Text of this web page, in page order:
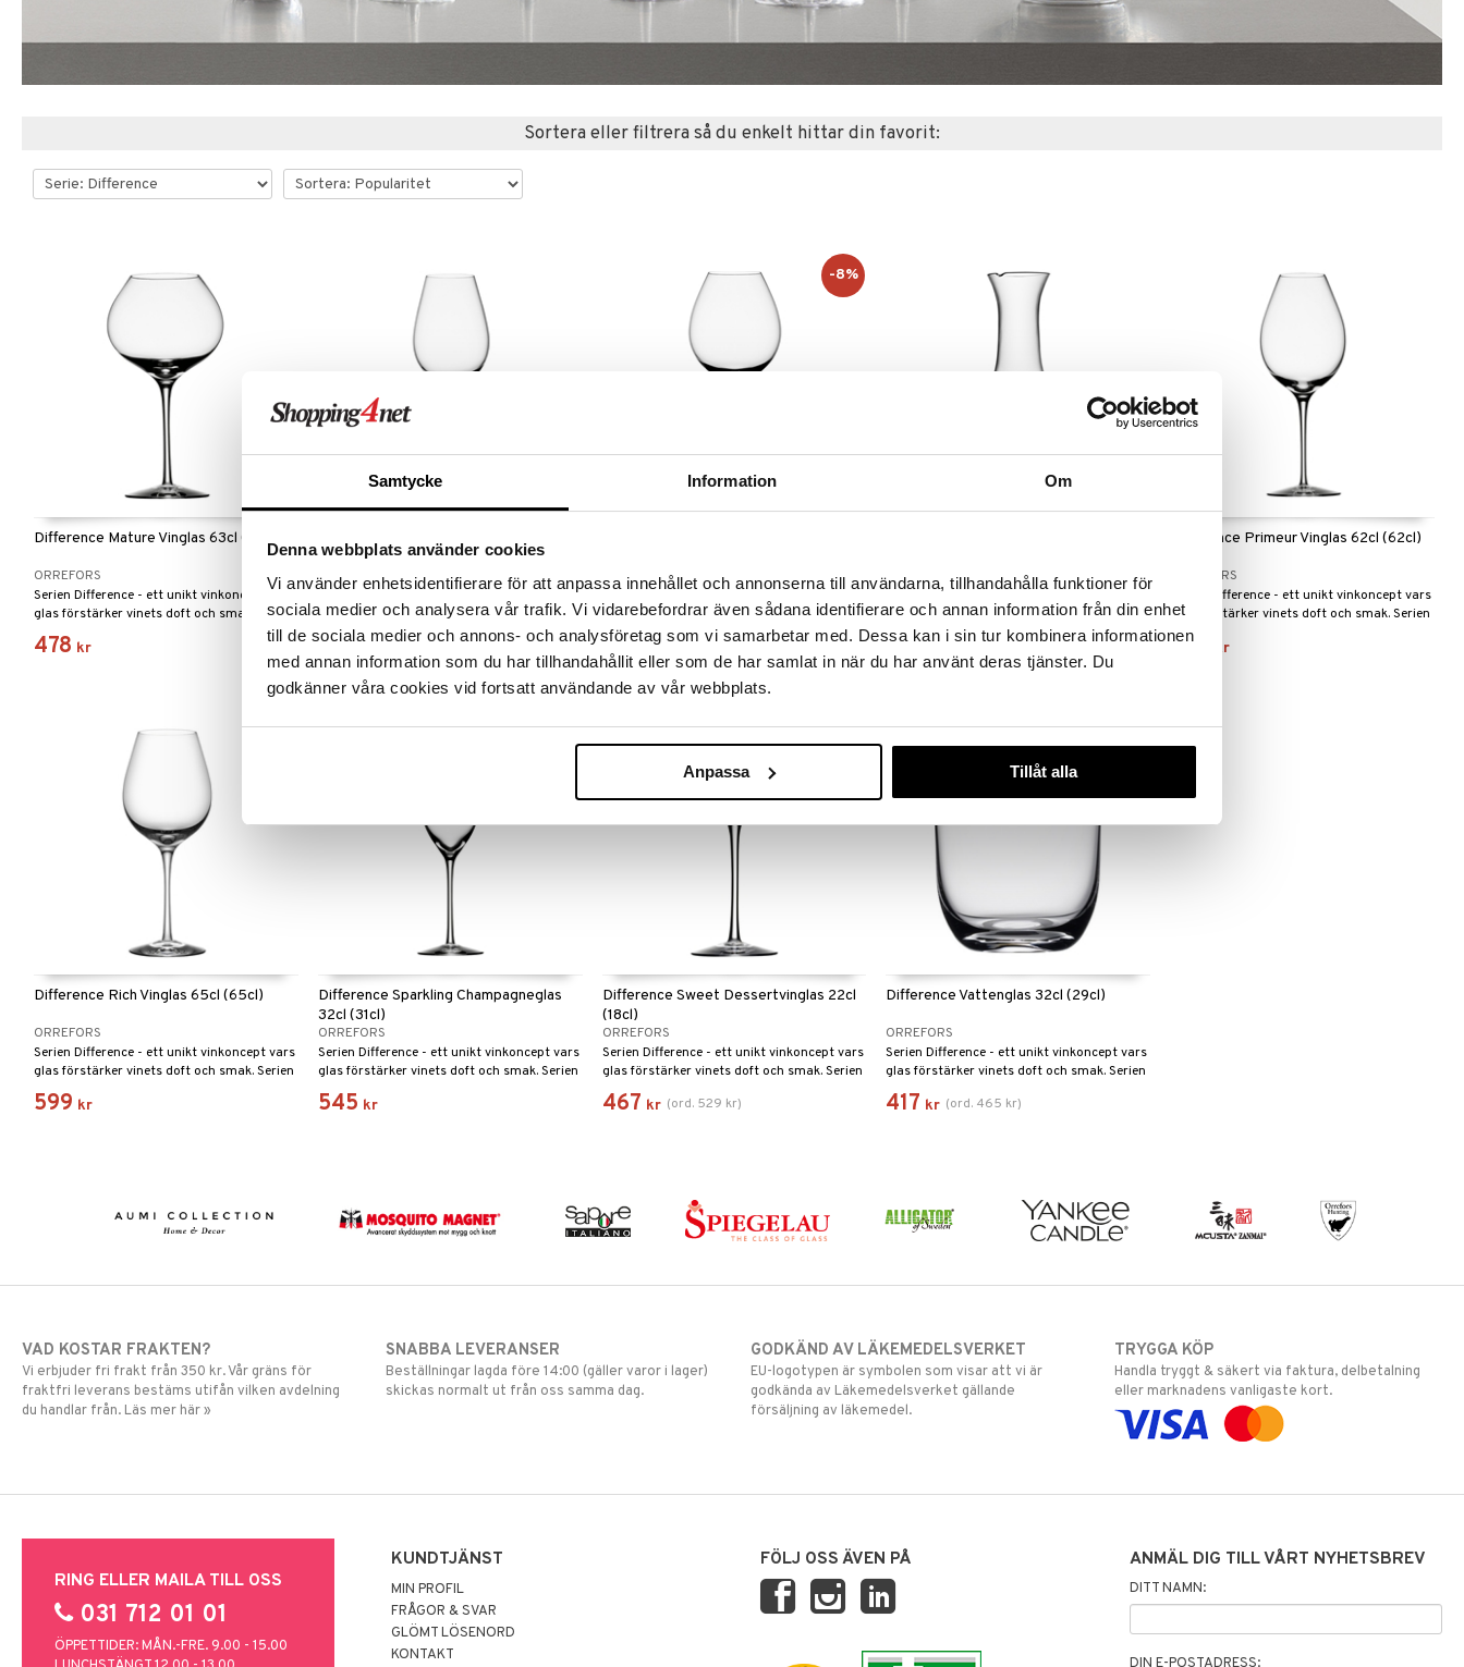
Samtycke Information Om
Denna webbplats använder cookies
Vi använder enhetsidentifierare för att anpassa innehållet och annonserna till användarna, tillhandahålla funktioner för
sociala medier och analysera vår trafik. Vi vidarebefordrar även sådana identifierare och annan information från din enhet
till de sociala medier och annons- och analysföretag som vi samarbetar med. Dessa kan i sin tur kombinera informationen
med annan information som du har tillhandahållit eller som de har samlat in när du har använt deras tjänster. Du
godkänner våra cookies vid fortsatt användande av vår webbplats.
Anpassa Tillåt alla
Sortera eller filtrera så du enkelt hittar din favorit:
Difference Mature Vinglas 63cl (65cl)
ORREFORS
Serien Difference - ett unikt vinkoncept vars
glas förstärker vinets doft och smak. Serien
fick utmärkelsen Utmärkt Svensk Form
Hederspris 2002.
478 kr
ORREFORS
Serien Difference - ett unikt vinkoncept vars
glas förstärker vinets doft och smak. Serien
fick utmärkelsen Utmärkt Svensk Form
578
ORREFORS
glas förstärker vinets doft och smak. Serien
fick utmärkelsen Utmärkt Svensk Form
Hederspris 2002.
484 kr (ord. 527 kr)
-8%
ORREFORS
Serien Difference - ett unikt vinkoncept vars
glas förstärker vinets doft och smak. Serien
fick utmärkelsen Utmärkt Svensk Form
1569
Difference Primeur Vinglas 62cl (62cl)
ORREFORS
Serien Difference - ett unikt vinkoncept vars
glas förstärker vinets doft och smak. Serien
fick utmärkelsen Utmärkt Svensk Form
Hederspris 2002.
483 kr
Difference Rich Vinglas 65cl (65cl)
ORREFORS
Serien Difference - ett unikt vinkoncept vars
glas förstärker vinets doft och smak. Serien
fick utmärkelsen Utmärkt Svensk Form
Hederspris 2002.
599 kr
Difference Sparkling Champagneglas
32cl (31cl)
ORREFORS
Serien Difference - ett unikt vinkoncept vars
glas förstärker vinets doft och smak. Serien
fick utmärkelsen Utmärkt Svensk Form
Hederspris 2002.
545 kr
Difference Sweet Dessertvinglas 22cl
(18cl)
ORREFORS
Serien Difference - ett unikt vinkoncept vars
glas förstärker vinets doft och smak. Serien
fick utmärkelsen Utmärkt Svensk Form
Hederspris 2002.
467 kr (ord. 529 kr)
-12%
Difference Vattenglas 32cl (29cl)
ORREFORS
Serien Difference - ett unikt vinkoncept vars
glas förstärker vinets doft och smak. Serien
fick utmärkelsen Utmärkt Svensk Form
Hederspris 2002.
417 kr (ord. 465 kr)
-10%
VAD KOSTAR FRAKTEN?
Vi erbjuder fri frakt från 350 kr. Vår gräns för
fraktfri leverans bestäms utifån vilken avdelning
du handlar från. Läs mer här »
SNABBA LEVERANSER
Beställningar lagda före 14:00 (gäller varor i lager)
skickas normalt ut från oss samma dag.
GODKÄND AV LÄKEMEDELSVERKET
EU-logotypen är symbolen som visar att vi är
godkända av Läkemedelsverket gällande
försäljning av läkemedel.
TRYGGA KÖP
Handla tryggt & säkert via faktura, delbetalning
eller marknadens vanligaste kort.
RING ELLER MAILA TILL OSS
031 712 01 01
ÖPPETTIDER: MÅN.-FRE. 9.00 - 15.00
KUNDTJÄNST
MIN PROFIL
FRÅGOR & SVAR
GLÖMT LÖSENORD
KONTAKT
FÖLJ OSS ÄVEN PÅ ANMÄL DIG TILL VÅRT NYHETSBREV
DITT NAMN:
DIN E-POSTADRESS: